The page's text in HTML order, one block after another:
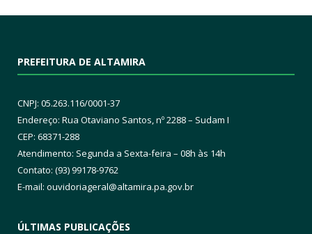
PREFEITURA DE ALTAMIRA
CNPJ: 05.263.116/0001-37
Endereço: Rua Otaviano Santos, nº 2288 – Sudam I
CEP: 68371-288
Atendimento: Segunda a Sexta-feira – 08h às 14h
Contato: (93) 99178-9762
E-mail: ouvidoriageral@altamira.pa.gov.br
ÚLTIMAS PUBLICAÇÕES